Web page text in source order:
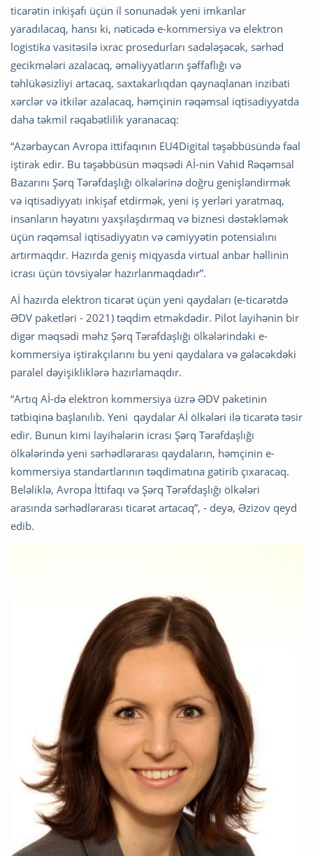
ticarətin inkişafı üçün il sonunadək yeni imkanlar
yaradılacaq, hansı ki, nəticədə e-kommersiya və elektron
logistika vasitəsilə ixrac prosedurları sadələşəcək, sərhəd
gecikmələri azalacaq, əməliyyatların şəffaflığı və
təhlükəsizliyi artacaq, saxtakarlıqdan qaynaqlanan inzibati
xərclər və itkilər azalacaq, həmçinin rəqəmsal iqtisadiyyatda
daha təkmil rəqabətlilik yaranacaq:
“Azərbaycan Avropa ittifaqının EU4Digital təşəbbüsündə fəal
iştirak edir. Bu təşəbbüsün məqsədi Aİ-nin Vahid Rəqəmsal
Bazarını Şərq Tərəfdaşlığı ölkələrinə doğru genişləndirmək
və iqtisadiyyatı inkişaf etdirmək, yeni iş yerləri yaratmaq,
insanların həyatını yaxşılaşdırmaq və biznesi dəstəkləmək
üçün rəqəmsal iqtisadiyyatın və cəmiyyətin potensialını
artırmaqdır. Hazırda geniş miqyasda virtual anbar həllinin
icrası üçün tövsiyələr hazırlanmaqdadır”.
Aİ hazırda elektron ticarət üçün yeni qaydaları (e-ticarətdə
ƏDV paketləri - 2021) təqdim etməkdədir. Pilot layihənin bir
digər məqsədi məhz Şərq Tərəfdaşlığı ölkələrindəki e-
kommersiya iştirakçılarını bu yeni qaydalara və gələcəkdəki
paralel dəyişikliklərə hazırlamaqdır.
“Artıq Aİ-də elektron kommersiya üzrə ƏDV paketinin
tətbiqinə başlanılıb. Yeni qaydalar Aİ ölkələri ilə ticarətə təsir
edir. Bunun kimi layihələrin icrası Şərq Tərəfdaşlığı
ölkələrində yeni sərhədlərarası qaydaların, həmçinin e-
kommersiya standartlarının təqdimatına gətirib çıxaracaq.
Beləliklə, Avropa İttifaqı və Şərq Tərəfdaşlığı ölkələri
arasında sərhədlərarası ticarət artacaq”, - deyə, Əzizov qeyd
edib.